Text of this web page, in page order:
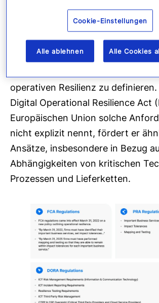
Anforderungen
Regulierungsbehörden wie die
Vereinigten Königreich schreiben
operativen Resilienz zu
Digital Operational Resilience Act
Europäischen Union solche
nicht explizit nennt, fördert er
Ansätze, insbesondere in Bezug
Abhängigkeiten von kritischen
Prozessen und Lieferketten.
Cookie-Einstellungen
Alle ablehnen Alle Cookies